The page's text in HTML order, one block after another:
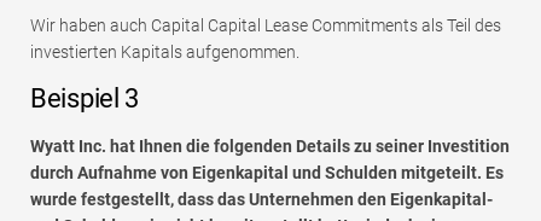
Wir haben auch Capital Capital Lease Commitments als Teil des
investierten Kapitals aufgenommen.
Beispiel 3
Wyatt Inc. hat Ihnen die folgenden Details zu seiner Investition
durch Aufnahme von Eigenkapital und Schulden mitgeteilt. Es
wurde festgestellt, dass das Unternehmen den Eigenkapital-